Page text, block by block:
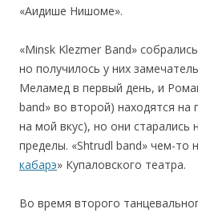
«Аидише Нишоме».
«Minsk Klezmer Band»
но получилось у них
Меламед в первый день, и
band» во второй) находятся на
на мой вкус), но они старались
пределы. «Shtrudl band» чем-то
кабарэ» Купаловского театра.
Во время второго